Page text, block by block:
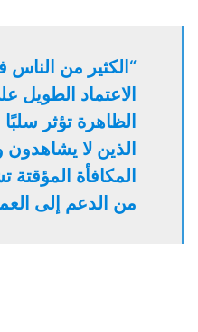
“الكثير من
الاعتماد الطويل
الظاهرة تؤثر
الذين لا
المكافأة
من الدعم إلى